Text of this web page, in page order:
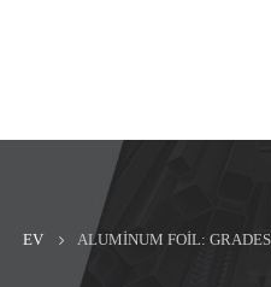
EV ALUMINUM FOIL: